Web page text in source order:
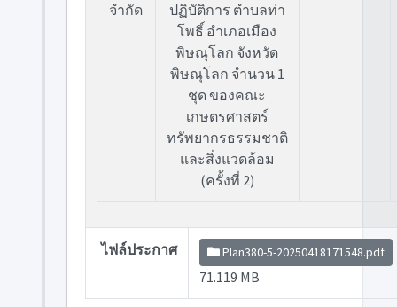
จำกัด
ปฏิบัติการ ตำบลท่า
โพธิ์ อำเภอเมือง
พิษณุโลก จังหวัด
พิษณุโลก จำนวน 1
ชุด ของคณะ
เกษตรศาสตร์
ทรัพยากรธรรมชาติ
และสิ่งแวดล้อม
(ครั้งที่ 2)
ไฟล์ประกาศ Plan380-5-20250418171548.pdf
71.119 MB